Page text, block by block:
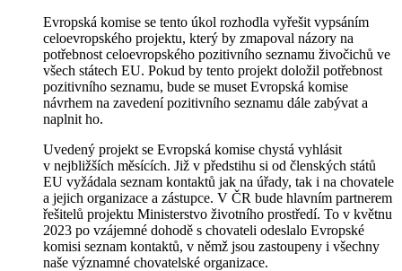
Evropská komise se tento úkol rozhodla vyřešit vypsáním
celoevropského projektu, který by zmapoval názory na
potřebnost celoevropského pozitivního seznamu živočichů ve
všech státech EU. Pokud by tento projekt doložil potřebnost
pozitivního seznamu, bude se muset Evropská komise
návrhem na zavedení pozitivního seznamu dále zabývat a
naplnit ho.
Uvedený projekt se Evropská komise chystá vyhlásit
v nejbližších měsících. Již v předstihu si od členských států
EU vyžádala seznam kontaktů jak na úřady, tak i na chovatele
a jejich organizace a zástupce. V ČR bude hlavním partnerem
řešitelů projektu Ministerstvo životního prostředí. To v květnu
2023 po vzájemné dohodě s chovateli odeslalo Evropské
komisi seznam kontaktů, v němž jsou zastoupeny i všechny
naše významné chovatelské organizace.